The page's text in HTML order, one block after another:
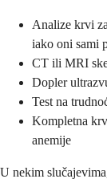
Analize krvi
iako oni sami
CT ili MRI
Dopler
Test na
Kompletna
anemije
U nekim